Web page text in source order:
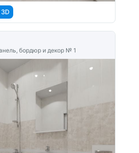
бордюр и декор № 1